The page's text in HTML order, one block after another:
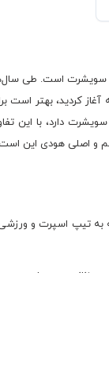
سویشرت است. طی
کردید، بهتر
دارد، با این
و اصلی هودی این
اسپرت و ورزشی
عمده را هم در